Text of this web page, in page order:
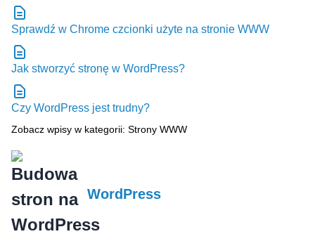
Sprawdź w Chrome czcionki użyte na stronie WWW
Jak stworzyć stronę w WordPress?
Czy WordPress jest trudny?
Zobacz wpisy w kategorii: Strony WWW
WordPress